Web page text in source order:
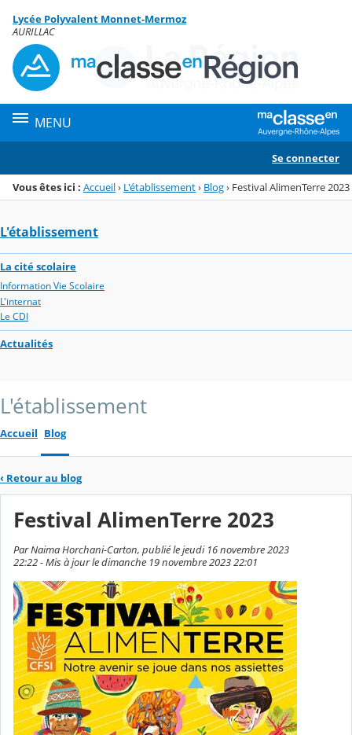
Menu de la rubrique
Contenu
Lycée Polyvalent Monnet-Mermoz
AURILLAC
MENU
Se connecter
Vous êtes ici : Accueil› L'établissement› Blog› Festival AlimenTerre 2023
L'établissement
La cité scolaire
Information Vie Scolaire
L'internat
Le CDI
Actualités
L'établissement
Accueil Blog
‹ Retour au blog
Festival AlimenTerre 2023
Par Naima Horchani-Carton, publié le jeudi 16 novembre 2023
22:22 - Mis à jour le dimanche 19 novembre 2023 22:01